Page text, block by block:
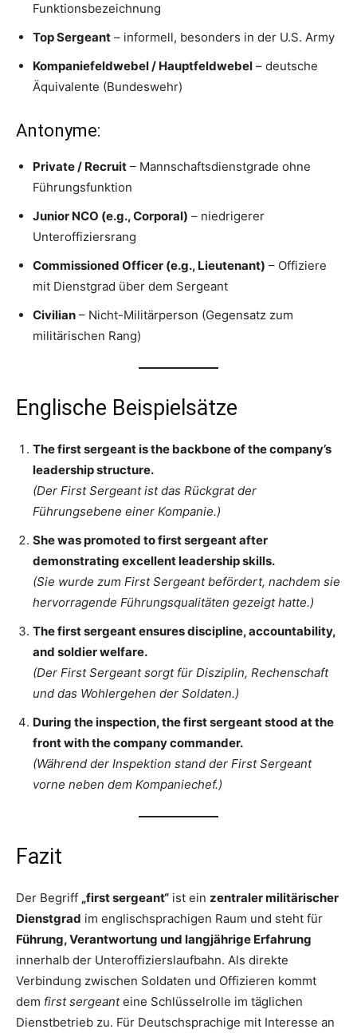
Funktionsbezeichnung
Top Sergeant – informell, besonders in der U.S. Army
Kompaniefeldwebel / Hauptfeldwebel – deutsche
Äquivalente (Bundeswehr)
Antonyme:
Private / Recruit – Mannschaftsdienstgrade ohne
Führungsfunktion
Junior NCO (e.g., Corporal) – niedrigerer
Unteroffiziersrang
Commissioned Officer (e.g., Lieutenant) – Offiziere
mit Dienstgrad über dem Sergeant
Civilian – Nicht-Militärperson (Gegensatz zum
militärischen Rang)
Englische Beispielsätze
The first sergeant is the backbone of the company’s
leadership structure.
(Der First Sergeant ist das Rückgrat der
Führungsebene einer Kompanie.)
She was promoted to first sergeant after
demonstrating excellent leadership skills.
(Sie wurde zum First Sergeant befördert, nachdem sie
hervorragende Führungsqualitäten gezeigt hatte.)
The first sergeant ensures discipline, accountability,
and soldier welfare.
(Der First Sergeant sorgt für Disziplin, Rechenschaft
und das Wohlergehen der Soldaten.)
During the inspection, the first sergeant stood at the
front with the company commander.
(Während der Inspektion stand der First Sergeant
vorne neben dem Kompaniechef.)
Fazit
Der Begriff „first sergeant“ ist ein zentraler militärischer
Dienstgrad im englischsprachigen Raum und steht für
Führung, Verantwortung und langjährige Erfahrung
innerhalb der Unteroffizierslaufbahn. Als direkte
Verbindung zwischen Soldaten und Offizieren kommt
dem first sergeanteine Schlüsselrolle im täglichen
Dienstbetrieb zu. Für Deutschsprachige mit Interesse an